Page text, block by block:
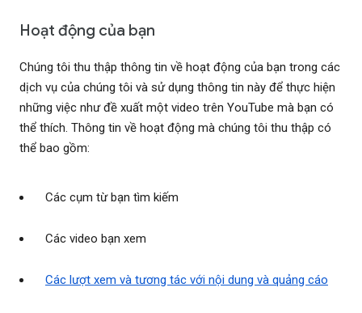
Hoạt động của bạn
Chúng tôi thu thập thông tin về hoạt động của bạn trong các
dịch vụ của chúng tôi và sử dụng thông tin này để thực hiện
những việc như đề xuất một video trên YouTube mà bạn có
thể thích. Thông tin về hoạt động mà chúng tôi thu thập có
thể bao gồm:
Các cụm từ bạn tìm kiếm
Các video bạn xem
Các lượt xem và tương tác với nội dung và quảng cáo